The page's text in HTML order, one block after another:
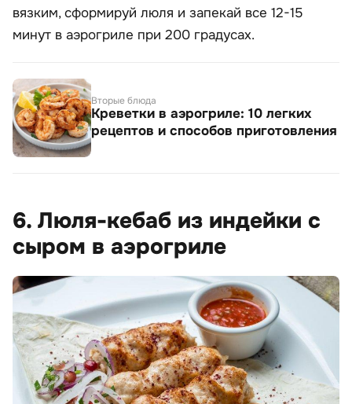
вязким, сформируй люля и запекай все 12-15
минут в аэрогриле при 200 градусах.
Вторые блюда
Креветки в аэрогриле: 10 легких
рецептов и способов приготовления
6. Люля-кебаб из индейки с
сыром в аэрогриле